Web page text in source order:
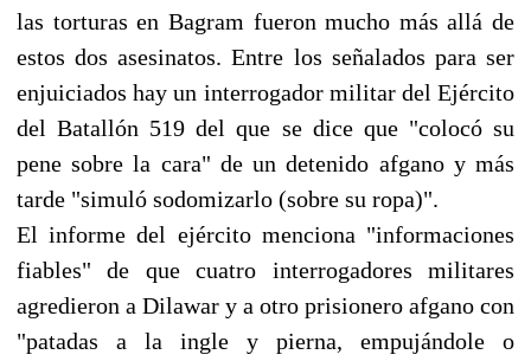
las torturas en Bagram fueron mucho más allá de
estos dos asesinatos. Entre los señalados para ser
enjuiciados hay un interrogador militar del Ejército
del Batallón 519 del que se dice que "colocó su
pene sobre la cara" de un detenido afgano y más
tarde "simuló sodomizarlo (sobre su ropa)".
El informe del ejército menciona "informaciones
fiables" de que cuatro interrogadores militares
agredieron a Dilawar y a otro prisionero afgano con
"patadas a la ingle y pierna, empujándole o